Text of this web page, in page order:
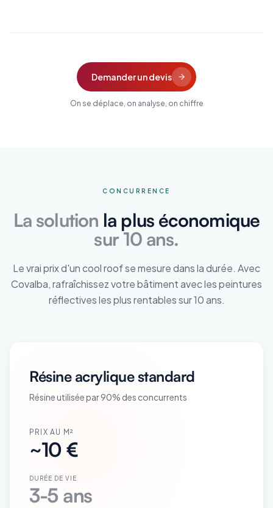
Demander un devis
On se déplace, on analyse, on chiffre
CONCURRENCE
La solution la plus économique
sur 10 ans.
Le vrai prix d'un cool roof se mesure dans la durée. Avec
Covalba, rafraîchissez votre bâtiment avec les peintures
réflectives les plus rentables sur 10 ans.
Résine acrylique standard
Résine utilisée par 90% des concurrents
PRIX AU M²
~10 €
DURÉE DE VIE
3-5 ans